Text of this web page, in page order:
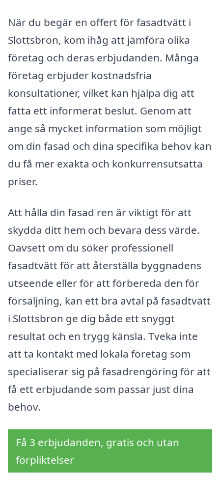
När du begär en offert för fasadtvätt i
Slottsbron, kom ihåg att jämföra olika
företag och deras erbjudanden. Många
företag erbjuder kostnadsfria
konsultationer, vilket kan hjälpa dig att
fatta ett informerat beslut. Genom att
ange så mycket information som möjligt
om din fasad och dina specifika behov kan
du få mer exakta och konkurrensutsatta
priser.
Att hålla din fasad ren är viktigt för att
skydda ditt hem och bevara dess värde.
Oavsett om du söker professionell
fasadtvätt för att återställa byggnadens
utseende eller för att förbereda den för
försäljning, kan ett bra avtal på fasadtvätt
i Slottsbron ge dig både ett snyggt
resultat och en trygg känsla. Tveka inte
att ta kontakt med lokala företag som
specialiserar sig på fasadrengöring för att
få ett erbjudande som passar just dina
behov.
Få 3 erbjudanden, gratis och utan
förpliktelser